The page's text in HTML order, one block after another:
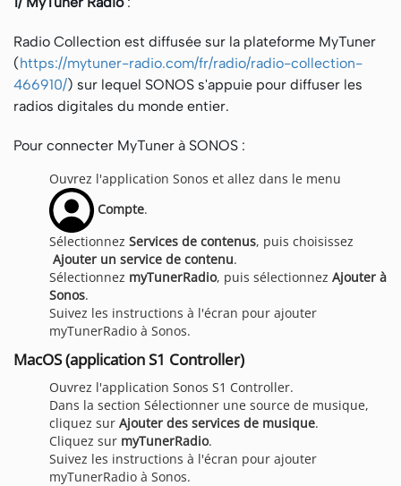
Radio Collection est diffusée sur la plateforme MyTuner
(https://mytuner-radio.com/fr/radio/radio-collection-
466910/) sur lequel SONOS s'appuie pour diffuser les
radios digitales du monde entier.
Pour connecter MyTuner à SONOS :
Ouvrez l'application Sonos et allez dans le menu
Compte.
Sélectionnez Services de contenus, puis choisissez
Ajouter un service de contenu.
Sélectionnez myTunerRadio, puis sélectionnez Ajouter à
Sonos.
Suivez les instructions à l'écran pour ajouter
myTunerRadio à Sonos.
MacOS (application S1 Controller)
Ouvrez l'application Sonos S1 Controller.
Dans la section Sélectionner une source de musique,
cliquez sur Ajouter des services de musique.
Cliquez sur myTunerRadio.
Suivez les instructions à l'écran pour ajouter
myTunerRadio à Sonos.